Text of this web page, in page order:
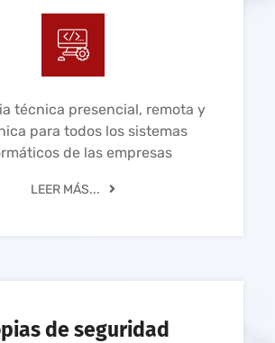
técnica presencial, remota y
para todos los sistemas
de las empresas
LEER MÁS...
de seguridad